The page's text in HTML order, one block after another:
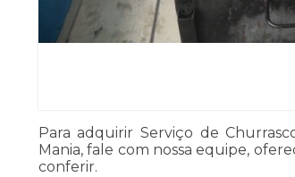
Para adquirir Serviço de
Mania, fale com nossa equipe,
conferir.